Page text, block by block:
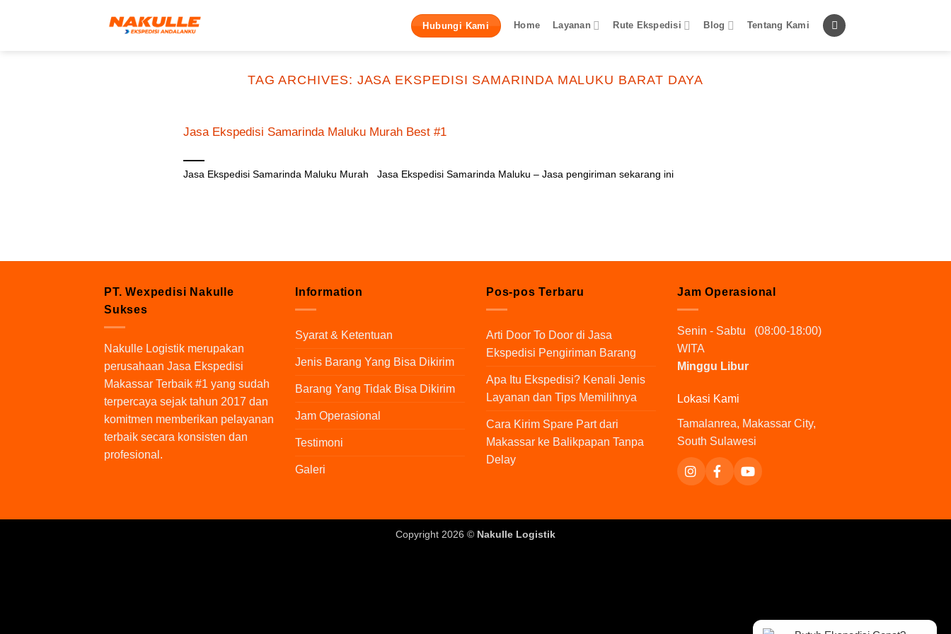
Hubungi Kami Home Layanan Rute Ekspedisi Blog Tentang Kami
TAG ARCHIVES: JASA EKSPEDISI SAMARINDA MALUKU BARAT DAYA
Jasa Ekspedisi Samarinda Maluku Murah Best #1
Jasa Ekspedisi Samarinda Maluku Murah Jasa Ekspedisi Samarinda Maluku – Jasa pengiriman sekarang ini
PT. Wexpedisi Nakulle
Sukses
Nakulle Logistik merupakan
perusahaan Jasa Ekspedisi
Makassar Terbaik #1 yang sudah
terpercaya sejak tahun 2017 dan
komitmen memberikan pelayanan
terbaik secara konsisten dan
profesional.
Information
Syarat & Ketentuan
Jenis Barang Yang Bisa Dikirim
Barang Yang Tidak Bisa Dikirim
Jam Operasional
Testimoni
Galeri
Pos-pos Terbaru
Arti Door To Door di Jasa
Ekspedisi Pengiriman Barang
Apa Itu Ekspedisi? Kenali Jenis
Layanan dan Tips Memilihnya
Cara Kirim Spare Part dari
Makassar ke Balikpapan Tanpa
Delay
Jam Operasional
Senin - Sabtu (08:00-18:00)
WITA
Minggu Libur
Lokasi Kami
Tamalanrea, Makassar City,
South Sulawesi
Copyright 2026 © Nakulle Logistik